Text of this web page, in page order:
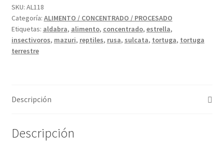
SKU: AL118
Categoría: ALIMENTO / CONCENTRADO / PROCESADO
Etiquetas: aldabra, alimento, concentrado, estrella,
insectivoros, mazuri, reptiles, rusa, sulcata, tortuga, tortuga
terrestre
Descripción
Descripción